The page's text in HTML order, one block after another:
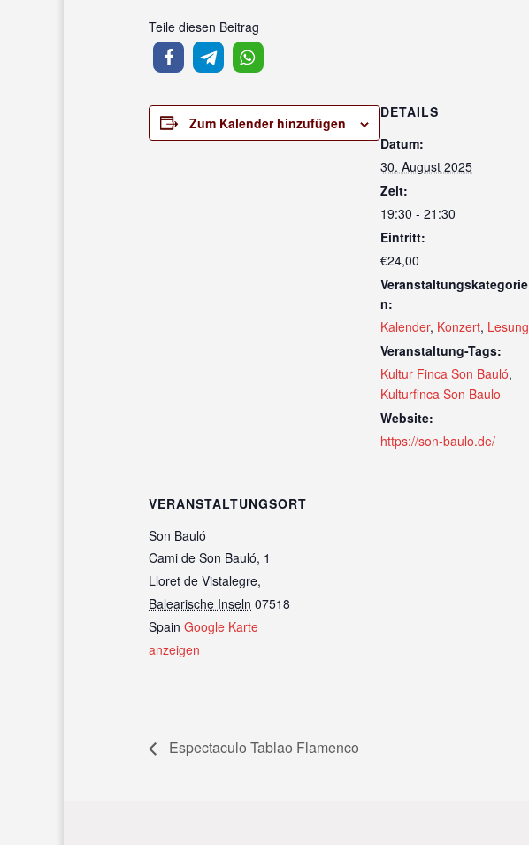
Teile diesen Beitrag
Zum Kalender hinzufügen
DETAILS
Datum:
30. August 2025
Zeit:
19:30 - 21:30
Eintritt:
€24,00
Veranstaltungskategorie
n:
Kalender, Konzert, Lesung
Veranstaltung-Tags:
Kultur Finca Son Bauló,
Kulturfinca Son Baulo
Website:
https://son-baulo.de/
VERANSTALTUNGSORT
Son Bauló
Cami de Son Bauló, 1
Lloret de Vistalegre,
Balearische Inseln 07518
Spain Google Karte
anzeigen
Espectaculo Tablao Flamenco